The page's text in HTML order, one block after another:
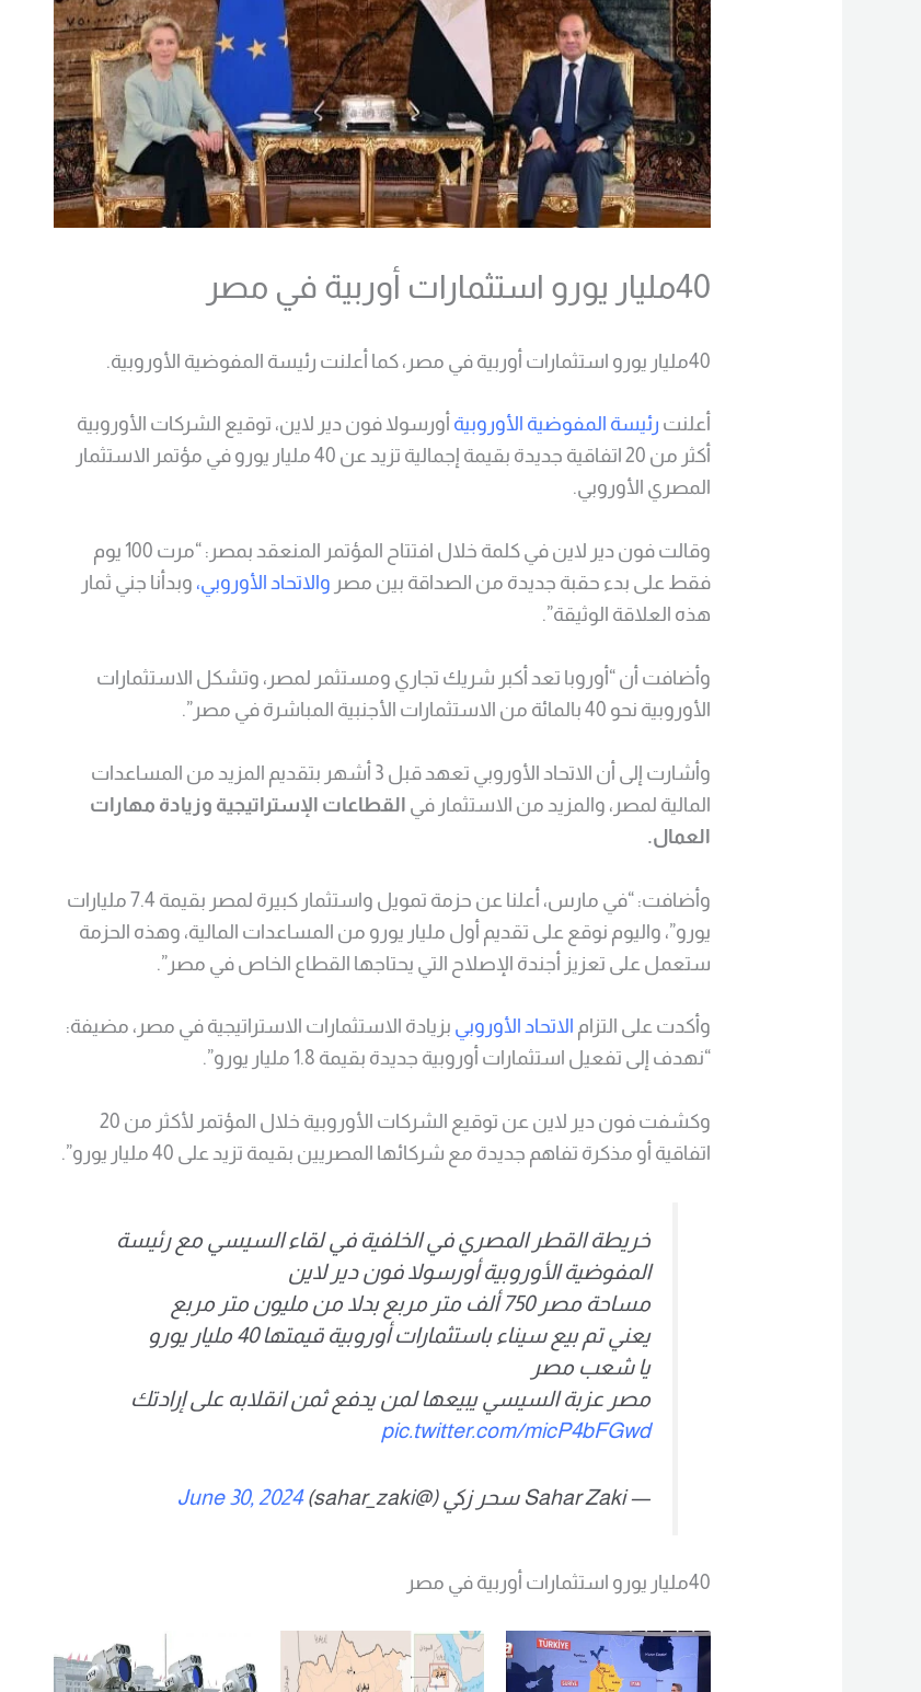
40مليار يورو استثمارات أوربية في مصر
40مليار يورو استثمارات أوربية في مصر، كما أعلنت رئيسة المفوضية الأوروبية.
أعلنت رئيسة المفوضية الأوروبية أورسولا فون دير لاين، توقيع الشركات الأوروبية
أكثر من 20 اتفاقية جديدة بقيمة إجمالية تزيد عن 40 مليار يورو في مؤتمر الاستثمار
المصري الأوروبي.
وقالت فون دير لاين في كلمة خلال افتتاح المؤتمر المنعقد بمصر: “مرت 100 يوم
فقط على بدء حقبة جديدة من الصداقة بين مصر والاتحاد الأوروبي، وبدأنا جني ثمار
هذه العلاقة الوثيقة”.
وأضافت أن “أوروبا تعد أكبر شريك تجاري ومستثمر لمصر، وتشكل الاستثمارات
الأوروبية نحو 40 بالمائة من الاستثمارات الأجنبية المباشرة في مصر”.
وأشارت إلى أن الاتحاد الأوروبي تعهد قبل 3 أشهر بتقديم المزيد من المساعدات
المالية لمصر، والمزيد من الاستثمار في القطاعات الإستراتيجية وزيادة مهارات
العمال.
وأضافت: “في مارس، أعلنا عن حزمة تمويل واستثمار كبيرة لمصر بقيمة 7.4 مليارات
يورو”، واليوم نوقع على تقديم أول مليار يورو من المساعدات المالية، وهذه الحزمة
ستعمل على تعزيز أجندة الإصلاح التي يحتاجها القطاع الخاص في مصر”.
وأكدت على التزام الاتحاد الأوروبي بزيادة الاستثمارات الاستراتيجية في مصر، مضيفة:
“نهدف إلى تفعيل استثمارات أوروبية جديدة بقيمة 1.8 مليار يورو”.
وكشفت فون دير لاين عن توقيع الشركات الأوروبية خلال المؤتمر لأكثر من 20
اتفاقية أو مذكرة تفاهم جديدة مع شركائها المصريين بقيمة تزيد على 40 مليار يورو”.
خريطة القطر المصري في الخلفية في لقاء السيسي مع رئيسة
المفوضية الأوروبية أورسولا فون دير لاين
مساحة مصر 750 ألف متر مربع بدلا من مليون متر مربع
يعني تم بيع سيناء باستثمارات أوروبية قيمتها 40 مليار يورو
يا شعب مصر
مصر عزبة السيسي يبيعها لمن يدفع ثمن انقلابه على إرادتك
pic.twitter.com/micP4bFGwd
— Sahar Zaki سحر زكي (@sahar_zaki) June 30, 2024
40مليار يورو استثمارات أوربية في مصر